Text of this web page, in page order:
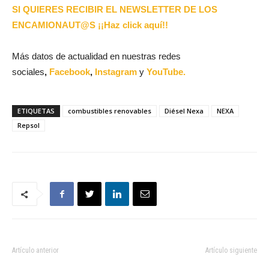
SI QUIERES RECIBIR EL NEWSLETTER DE LOS
ENCAMIONAUT@S ¡¡Haz click aquí!!
Más datos de actualidad en nuestras redes
sociales, Facebook, Instagram y YouTube.
ETIQUETAS combustibles renovables Diésel Nexa
NEXA
Repsol
Artículo anterior Artículo siguiente